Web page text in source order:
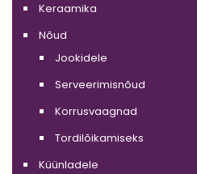
Keraamika
Nõud
Jookidele
Serveerimisnõud
Korrusvaagnad
Tordilõikamiseks
Küünladele